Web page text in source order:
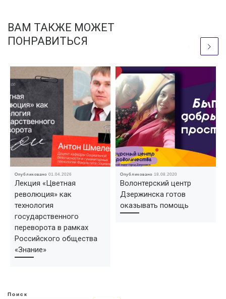
ВАМ ТАКЖЕ МОЖЕТ
ПОНРАВИТЬСЯ
Опубликовано01.04.2026
Лекция «Цветная
революция» как
технология
государственного
переворота в рамках
Российского общества
«Знание»
Опубликовано 18.08.2020
Волонтерский центр
Дзержинска готов
оказывать помощь
Поиск